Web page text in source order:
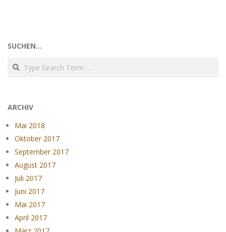
SUCHEN…
Search
ARCHIV
Mai 2018
Oktober 2017
September 2017
August 2017
Juli 2017
Juni 2017
Mai 2017
April 2017